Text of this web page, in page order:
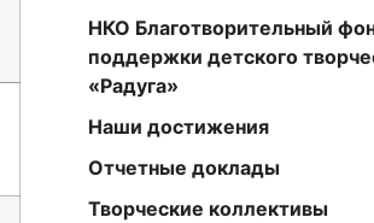
НКО Благотворительный
поддержки детского
«Радуга»
Наши достижения
Отчетные доклады
Творческие коллективы